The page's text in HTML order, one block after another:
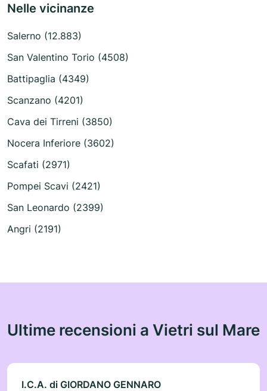
Nelle vicinanze
Salerno (12.883)
San Valentino Torio (4508)
Battipaglia (4349)
Scanzano (4201)
Cava dei Tirreni (3850)
Nocera Inferiore (3602)
Scafati (2971)
Pompei Scavi (2421)
San Leonardo (2399)
Angri (2191)
Ultime recensioni a Vietri sul Mare
I.C.A. di GIORDANO GENNARO